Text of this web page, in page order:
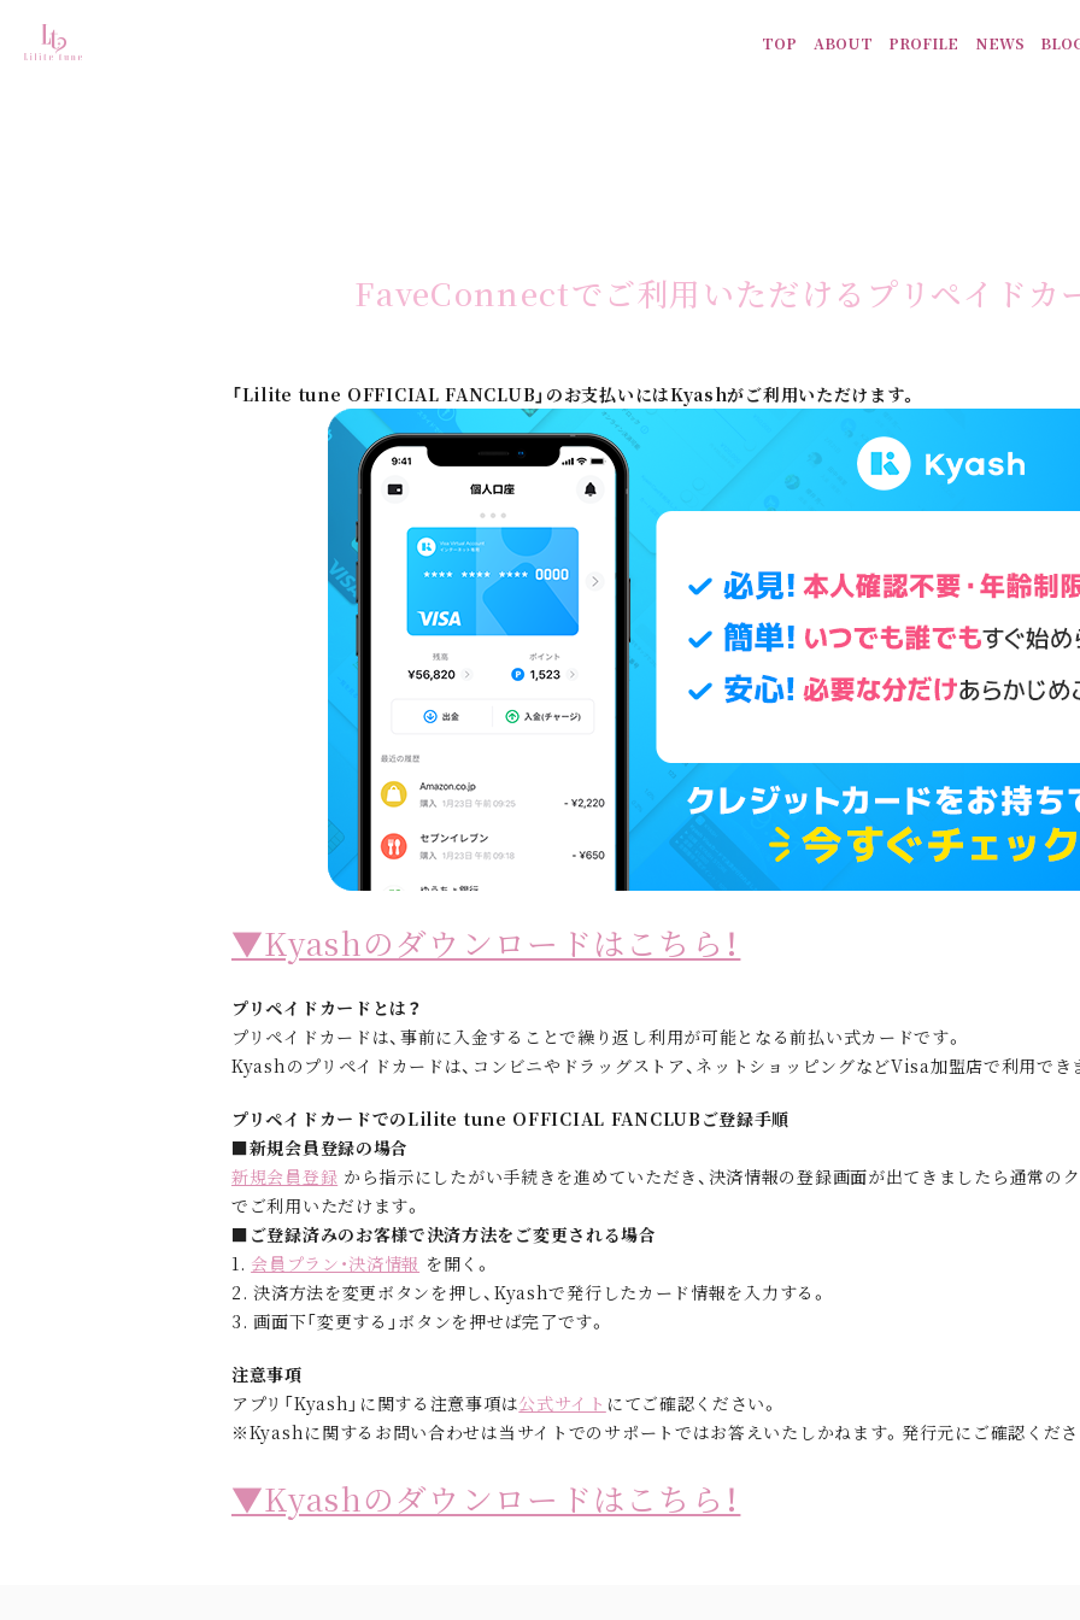
TOP ABOUT PROFILE NEWS
FaveConnectでご利用いただけるプリペイドカ
「Lilite tune OFFICIAL FANCLUB」のお支払いにはKyashがご利用いただけます。
▼Kyashのダウンロードはこちら！
プリペイドカードとは？
プリペイドカードは、事前に入金することで繰り返し利用が可能となる前払い式カードです。
Kyashのプリペイドカードは、コンビニやドラッグストア、ネットショッピングなどVisa加盟店で利用でき
プリペイドカードでのLilite tune OFFICIAL FANCLUBご登録手順
■新規会員登録の場合
新規会員登録 から指示にしたがい手続きを進めていただき、決済情報の登録画面が出てきましたら通常の
でご利用いただけます。
■ご登録済みのお客様で決済方法をご変更される場合
1. 会員プラン・決済情報 を開く。
2. 決済方法を変更ボタンを押し、Kyashで発行したカード情報を入力する。
3. 画面下「変更する」ボタンを押せば完了です。
注意事項
アプリ「Kyash」に関する注意事項は公式サイト にてご確認ください。
※Kyashに関するお問い合わせは当サイトでのサポートではお答えいたしかねます。発行元にご確認くださ
▼Kyashのダウンロードはこちら！